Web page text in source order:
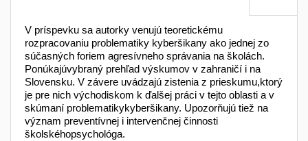
V príspevku sa autorky venujú teoretickému
rozpracovaniu problematiky kyberšikany ako jednej zo
súčasných foriem agresívneho správania na školách.
Ponúkajúvybraný prehľad výskumov v zahraničí i na
Slovensku. V závere uvádzajú zistenia z prieskumu,ktorý
je pre nich východiskom k ďalšej práci v tejto oblasti a v
skúmaní problematikykyberšikany. Upozorňujú tiež na
význam preventívnej i intervenčnej činnosti
školskéhopsychológa.